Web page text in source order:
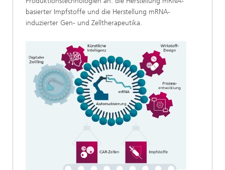
basierter Impfstoffe und die Herstellung mRNA-
induzierter Gen- und Zelltherapeutika.